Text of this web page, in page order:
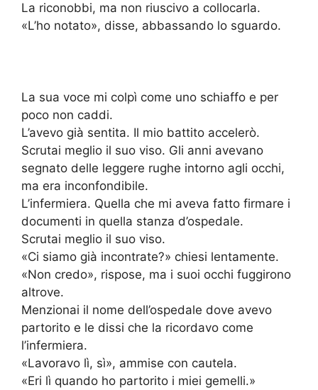
La riconobbi, ma non riuscivo a collocarla.
«L’ho notato», disse, abbassando lo sguardo.
La sua voce mi colpì come uno schiaffo e per
poco non caddi.
L’avevo già sentita. Il mio battito accelerò.
Scrutai meglio il suo viso. Gli anni avevano
segnato delle leggere rughe intorno agli occhi,
ma era inconfondibile.
L’infermiera. Quella che mi aveva fatto firmare i
documenti in quella stanza d’ospedale.
Scrutai meglio il suo viso.
«Ci siamo già incontrate?» chiesi lentamente.
«Non credo», rispose, ma i suoi occhi fuggirono
altrove.
Menzionai il nome dell’ospedale dove avevo
partorito e le dissi che la ricordavo come
l’infermiera.
«Lavoravo lì, sì», ammise con cautela.
«Eri lì quando ho partorito i miei gemelli.»